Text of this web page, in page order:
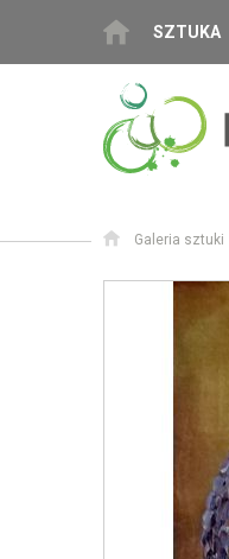
SZTUKA
Galeria sztuki